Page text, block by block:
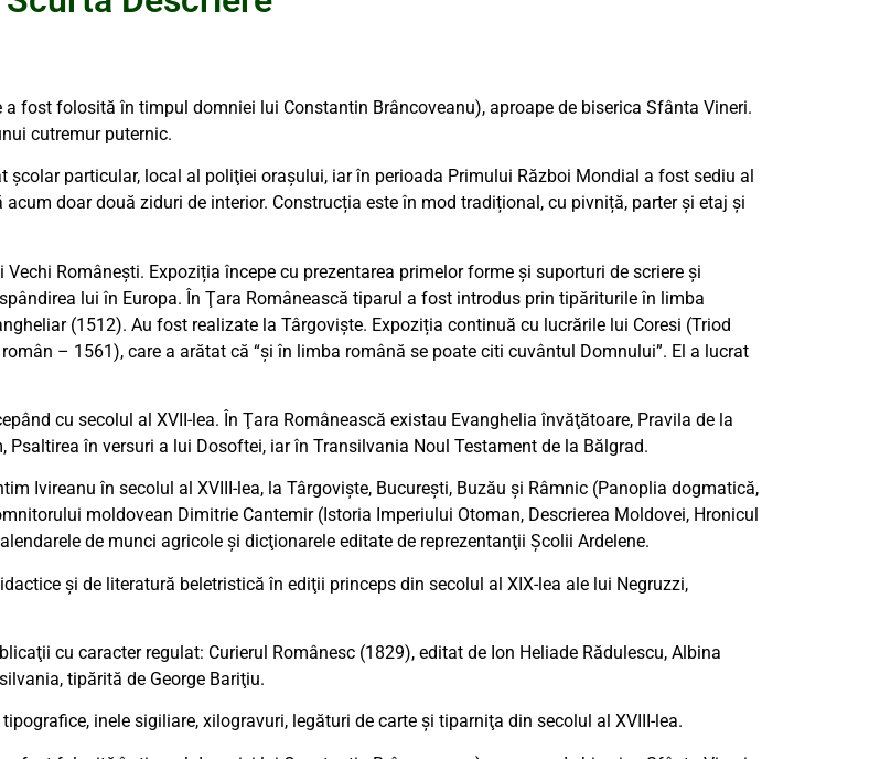
fost folosită în timpul domniei lui Constantin Brâncoveanu), aproape de biserica Sfânta Vineri.
cutremur puternic.
particular, local al poliţiei oraşului, iar în perioada Primului Război Mondial a fost sediu al
doar două ziduri de interior. Construcția este în mod tradițional, cu pivniță, parter și etaj și
Româneşti. Expoziția începe cu prezentarea primelor forme şi suporturi de scriere şi
lui în Europa. În Ţara Românească tiparul a fost introdus prin tipăriturile în limba
(1512). Au fost realizate la Târgoviște. Expoziția continuă cu lucrările lui Coresi (Triod
– 1561), care a arătat că “şi în limba română se poate citi cuvântul Domnului”. El a lucrat
cu secolul al XVII-lea. În Ţara Românească existau Evanghelia învăţătoare, Pravila de la
în versuri a lui Dosoftei, iar în Transilvania Noul Testament de la Bălgrad.
Ivireanu în secolul al XVIII-lea, la Târgovişte, Bucureşti, Buzău şi Râmnic (Panoplia dogmatică,
moldovean Dimitrie Cantemir (Istoria Imperiului Otoman, Descrierea Moldovei, Hronicul
de munci agricole şi dicţionarele editate de reprezentanţii Şcolii Ardelene.
şi de literatură beletristică în ediţii princeps din secolul al XIX-lea ale lui Negruzzi,
cu caracter regulat: Curierul Românesc (1829), editat de Ion Heliade Rădulescu, Albina
tipărită de George Bariţiu.
inele sigiliare, xilogravuri, legături de carte şi tiparniţa din secolul al XVIII-lea.